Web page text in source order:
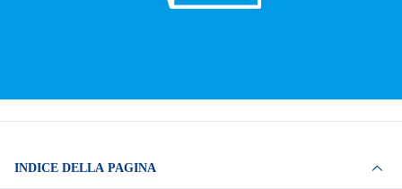
INDICE DELLA PAGINA